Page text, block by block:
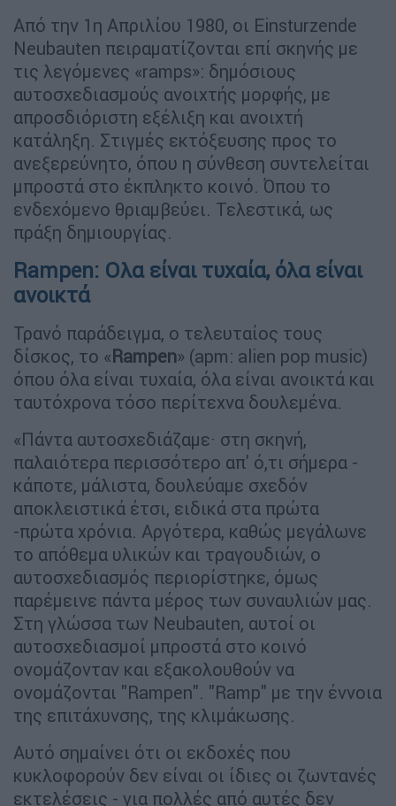
Από την 1η Απριλίου 1980, οι Einsturzende
Neubauten πειραματίζονται επί σκηνής με
τις λεγόμενες «ramps»: δημόσιους
αυτοσχεδιασμούς ανοιχτής μορφής, με
απροσδιόριστη εξέλιξη και ανοιχτή
κατάληξη. Στιγμές εκτόξευσης προς το
ανεξερεύνητο, όπου η σύνθεση συντελείται
μπροστά στο έκπληκτο κοινό. Όπου το
ενδεχόμενο θριαμβεύει. Τελεστικά, ως
πράξη δημιουργίας.
Rampen: Ολα είναι τυχαία, όλα είναι
ανοικτά
Τρανό παράδειγμα, ο τελευταίος τους
δίσκος, το «Rampen» (apm: alien pop music)
όπου όλα είναι τυχαία, όλα είναι ανοικτά και
ταυτόχρονα τόσο περίτεχνα δουλεμένα.
«Πάντα αυτοσχεδιάζαμε· στη σκηνή,
παλαιότερα περισσότερο απ' ό,τι σήμερα -
κάποτε, μάλιστα, δουλεύαμε σχεδόν
αποκλειστικά έτσι, ειδικά στα πρώτα
-πρώτα χρόνια. Αργότερα, καθώς μεγάλωνε
το απόθεμα υλικών και τραγουδιών, ο
αυτοσχεδιασμός περιορίστηκε, όμως
παρέμεινε πάντα μέρος των συναυλιών μας.
Στη γλώσσα των Neubauten, αυτοί οι
αυτοσχεδιασμοί μπροστά στο κοινό
ονομάζονταν και εξακολουθούν να
ονομάζονται "Rampen". "Ramp" με την έννοια
της επιτάχυνσης, της κλιμάκωσης.
Αυτό σημαίνει ότι οι εκδοχές που
κυκλοφορούν δεν είναι οι ίδιες οι ζωντανές
εκτελέσεις - για πολλές από αυτές δεν